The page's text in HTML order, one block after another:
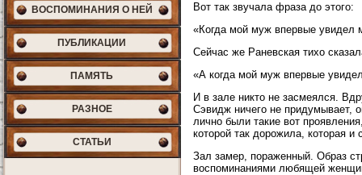
ВОСПОМИНАНИЯ О НЕЙ
ПУБЛИКАЦИИ
ПАМЯТЬ
РАЗНОЕ
СТАТЬИ
Вот так звучала фраза до этого:
«Когда мой муж впервые увидел
Сейчас же Раневская тихо
«А когда мой муж впервые
И в зале никто не засмеялся.
Сэвидж ничего не придумывает,
лично были такие вот
которой так дорожила, которая и
Зал замер, пораженный. Образ
воспоминаниями любящей